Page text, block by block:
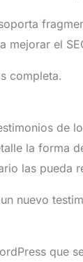
mejorar el
completa.
de
la forma
las pueda
nuevo
que